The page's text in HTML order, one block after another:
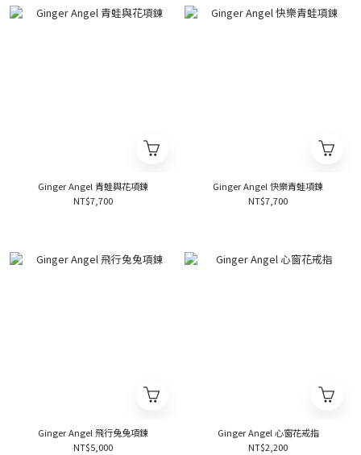
Ginger Angel 青蛙與花項鍊
NT$7,700
Ginger Angel 快樂青蛙項鍊
NT$7,700
Ginger Angel 飛行兔兔項鍊
NT$5,000
Ginger Angel 心窗花戒指
NT$2,200